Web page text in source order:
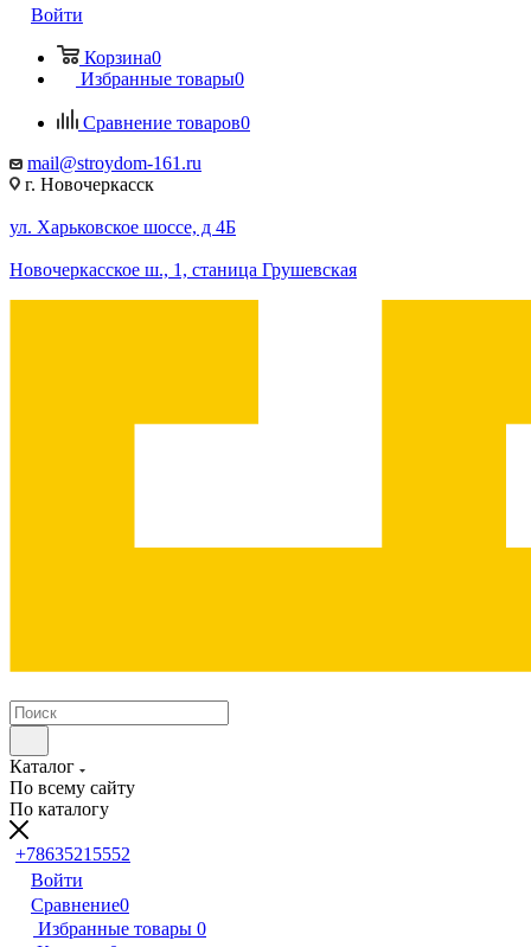
Войти
Корзина0
Избранные товары0
Сравнение товаров0
mail@stroydom-161.ru
г. Новочеркасск
ул. Харьковское шоссе, д 4Б
Новочеркасское ш., 1, станица Грушевская
Каталог
По всему сайту
По каталогу
+78635215552
Войти
Сравнение0
Избранные товары 0